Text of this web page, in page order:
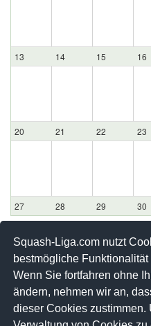
Squash-Liga.com nutzt
bestmögliche
Wenn Sie fortfahren ohne
ändern, nehmen wir an,
dieser Cookies zustimmen.
13 14 15 16
20 21 22 23
27 28 29 30
Werbung - Offizielle Pool